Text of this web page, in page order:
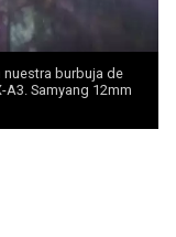
burbuja de
A3. Samyang 12mm